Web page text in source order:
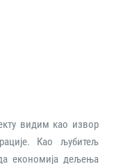
видим као извор
Као љубитељ
економија дељења